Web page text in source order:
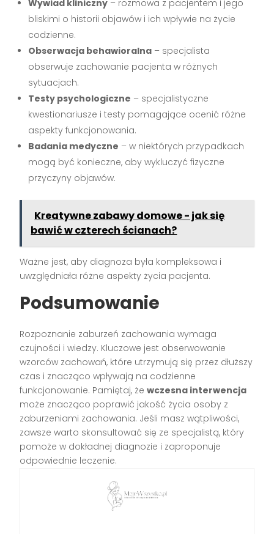
Wywiad kliniczny – rozmowa z pacjentem i jego
bliskimi o historii objawów i ich wpływie na życie
codzienne.
Obserwacja behawioralna – specjalista
obserwuje zachowanie pacjenta w różnych
sytuacjach.
Testy psychologiczne – specjalistyczne
kwestionariusze i testy pomagające ocenić różne
aspekty funkcjonowania.
Badania medyczne – w niektórych przypadkach
mogą być konieczne, aby wykluczyć fizyczne
przyczyny objawów.
Kreatywne zabawy domowe - jak się
bawić w czterech ścianach?
Ważne jest, aby diagnoza była kompleksowa i
uwzględniała różne aspekty życia pacjenta.
Podsumowanie
Rozpoznanie zaburzeń zachowania wymaga
czujności i wiedzy. Kluczowe jest obserwowanie
wzorców zachowań, które utrzymują się przez dłuższy
czas i znacząco wpływają na codzienne
funkcjonowanie. Pamiętaj, żewczesna interwencja
może znacząco poprawić jakość życia osoby z
zaburzeniami zachowania. Jeśli masz wątpliwości,
zawsze warto skonsultować się ze specjalistą, który
pomoże w dokładnej diagnozie i zaproponuje
odpowiednie leczenie.